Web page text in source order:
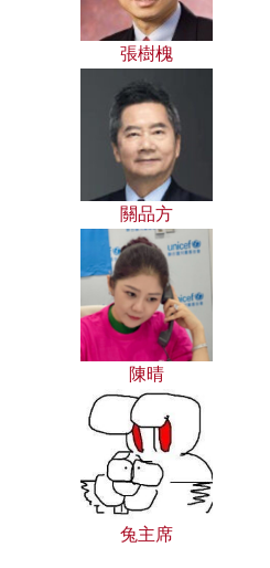
張樹槐
關品方
陳晴
兔主席